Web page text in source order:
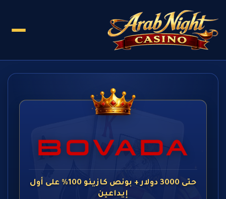
حتى 3000 دولار + بونص كازينو 100% على أول
إيداعين